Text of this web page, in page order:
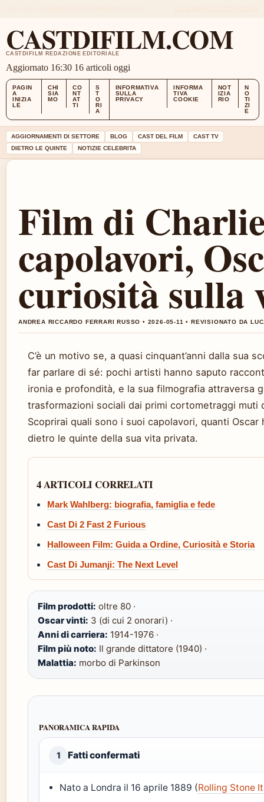
CASTDIFILM.COM
CASTDIFILM REDAZIONE EDITORIALE
Aggiornato 16:30 16 articoli oggi
PAGIN
A
INIZIA
LE
CHI
SIA
MO
CO
NT
AT
TI
S
T
O
RI
A
INFORMATIVA
SULLA
PRIVACY
INFORMA
TIVA
COOKIE
NOT
IZIA
RIO
N
O
TI
ZI
E
AGGIORNAMENTI DI SETTORE BLOG CAST DEL FILM
CAST TV
DIETRO LE QUINTE
NOTIZIE CELEBRITA
Film di
capolavori,
curiosità sulla
ANDREA RICCARDO FERRARI RUSSO • 2026-05-11 • REVISIONATO DA
C’è un motivo se, a quasi cinquant’anni dalla sua
far parlare di sé: pochi artisti hanno saputo
ironia e profondità, e la sua filmografia attraversa
trasformazioni sociali dai primi cortometraggi muti
Scoprirai quali sono i suoi capolavori, quanti
dietro le quinte della sua vita privata.
4 ARTICOLI CORRELATI
Mark Wahlberg: biografia, famiglia e fede
Cast Di 2 Fast 2 Furious
Halloween Film: Guida a Ordine, Curiosità e Storia
Cast Di Jumanji: The Next Level
Film prodotti: oltre 80 ·
Oscar vinti: 3 (di cui 2 onorari) ·
Anni di carriera: 1914-1976 ·
Film più noto: Il grande dittatore (1940) ·
Malattia: morbo di Parkinson
PANORAMICA RAPIDA
1 Fatti confermati
Nato a Londra il 16 aprile 1889 (Rolling Stone